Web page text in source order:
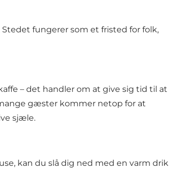
fungerer som et fristed for folk,
– det handler om at give sig tid til at
gæster kommer netop for at
sjæle.
kan du slå dig ned med en varm drik